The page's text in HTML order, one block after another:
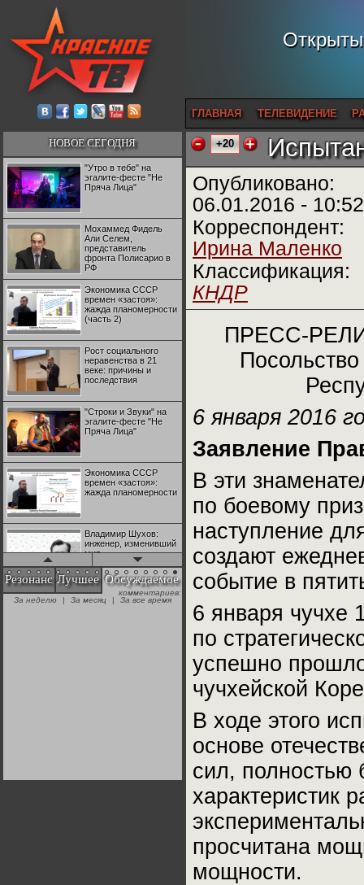
ГЛАВНАЯ ТЕЛЕВИДЕНИЕ
НОВОЕ СЕГОДНЯ
"Утро в тебе" на
эгалите-фесте "Не
Пряча Лица"
Мохаммед Фидель
Али Селем,
представитель
фронта Полисарио в
РФ
Экономика СССР
времен «застоя»:
жажда планомерности
(часть 2)
Рост социального
неравенства в 21
веке: причины и
последствия
"Строки и Звуки" на
эгалите-фесте "Не
Пряча Лица"
Экономика СССР
времен «застоя»:
жажда планомерности
Владимир Шухов:
инженер, изменивший
мир
"Аркадий Коц" на
эгалите-фесте "Не
Резонанс Лучшее Обсуждаемое
+28
+20
Опубликовано:
06.01.2016 - 10:52
Корреспондент:
Ирина Маленко
Классификация:
КНДР
ПРЕСС-
6 января 2016
Заявление
В эти
по боевому
наступление
создают
событие в
6 января чучхе
по
успешно
чучхейской
В ходе этого
основе
сил, полностью
характеристик
просчитана
мощности.